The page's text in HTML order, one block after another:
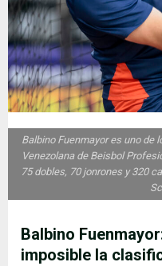
Balbino
imposible la
Balbino Fuenmayor es uno de
Venezolana de Beisbol
75 dobles, 70 jonrones y 320